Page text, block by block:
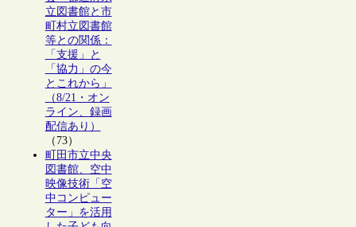
立図書館と市
町村立図書館
等との関係：
「支援」と
「協力」の今
とこれから」
（8/21・オン
ライン、録画
配信あり）
（73）
町田市立中央
図書館、空中
映像技術「空
中コンピュー
ター」を活用